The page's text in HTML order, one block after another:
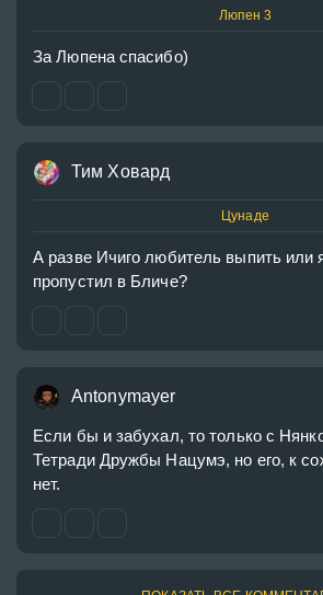
Тим Ховард
Цунаде
А разве Ичиго любитель выпить или
пропустил в Бличе?
Antonymayer
Если бы и забухал, то только с
Тетради Дружбы Нацумэ, но его, к
нет.
Люпен 3
За Люпена спасибо)